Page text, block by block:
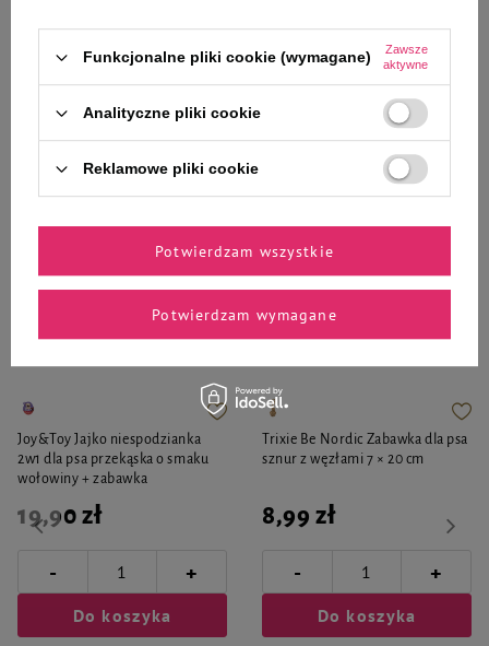
53,99 zł 179,97 zł / kg
- +
Do koszyka
8,99 zł 17,98 zł / kg
- +
Do koszyka
Zaufane i polecane przez
naszych ekspertów
Joy&Toy Jajko niespodzianka
2w1 dla psa przekąska o smaku
wołowiny + zabawka
19,90 zł
- +
Do koszyka
Trixie Be Nordic Zabawka dla psa
sznur z węzłami 7 × 20 cm
8,99 zł
- +
Do koszyka
Funkcjonalne pliki cookie (wymagane)
Zawsze
aktywne
Analityczne pliki cookie
Reklamowe pliki cookie
Potwierdzam wymagane
Potwierdzam wszystkie